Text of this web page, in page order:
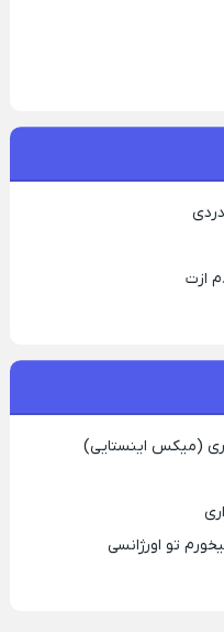
ازت
(میکس اینستایی)
تو اورژانسی